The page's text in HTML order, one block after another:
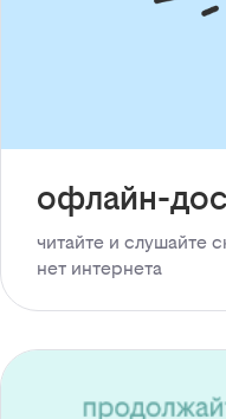
офлайн-
читайте и слушайте
нет интернета